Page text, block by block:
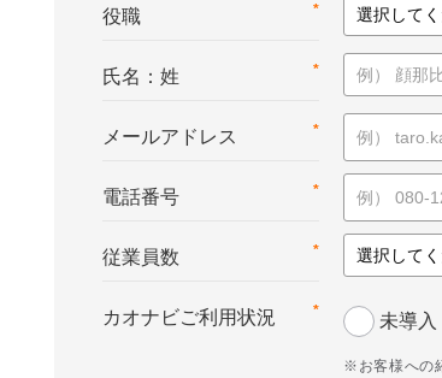
*
役職
*
氏名：姓
*
メールアドレス
*
電話番号
*
従業員数
*
カオナビご利用状況 未導入
※お客様への